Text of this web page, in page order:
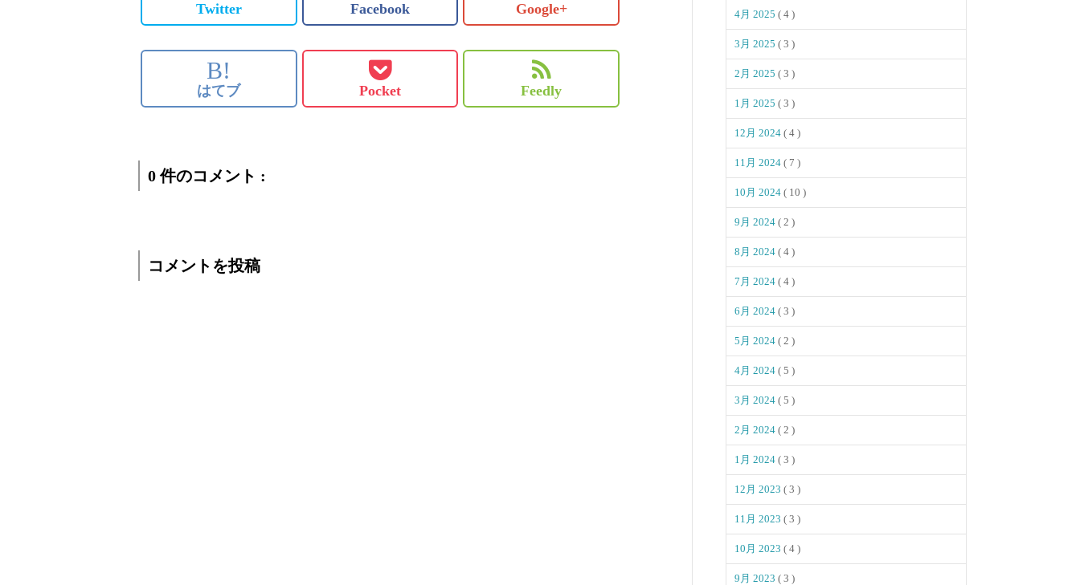
Twitter Facebook Google+
B!
はてブ Pocket Feedly
0 件のコメント :
コメントを投稿
4月 2025 ( 4 )
3月 2025 ( 3 )
2月 2025 ( 3 )
1月 2025 ( 3 )
12月 2024 ( 4 )
11月 2024 ( 7 )
10月 2024 ( 10 )
9月 2024 ( 2 )
8月 2024 ( 4 )
7月 2024 ( 4 )
6月 2024 ( 3 )
5月 2024 ( 2 )
4月 2024 ( 5 )
3月 2024 ( 5 )
2月 2024 ( 2 )
1月 2024 ( 3 )
12月 2023 ( 3 )
11月 2023 ( 3 )
10月 2023 ( 4 )
9月 2023 ( 3 )